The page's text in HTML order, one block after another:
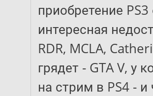
приобретение
интересная
RDR, MCLA,
грядет - GTA V, у
на стрим в PS4 - и